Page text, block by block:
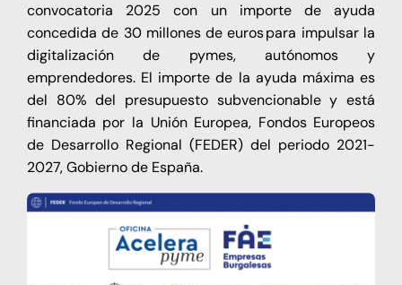
convocatoria 2025 con un importe de ayuda
concedida de 30 millones de euros para impulsar la
digitalización de pymes, autónomos y
emprendedores. El importe de la ayuda máxima es
del 80% del presupuesto subvencionable y está
financiada por la Unión Europea, Fondos Europeos
de Desarrollo Regional (FEDER) del periodo 2021-
2027, Gobierno de España.